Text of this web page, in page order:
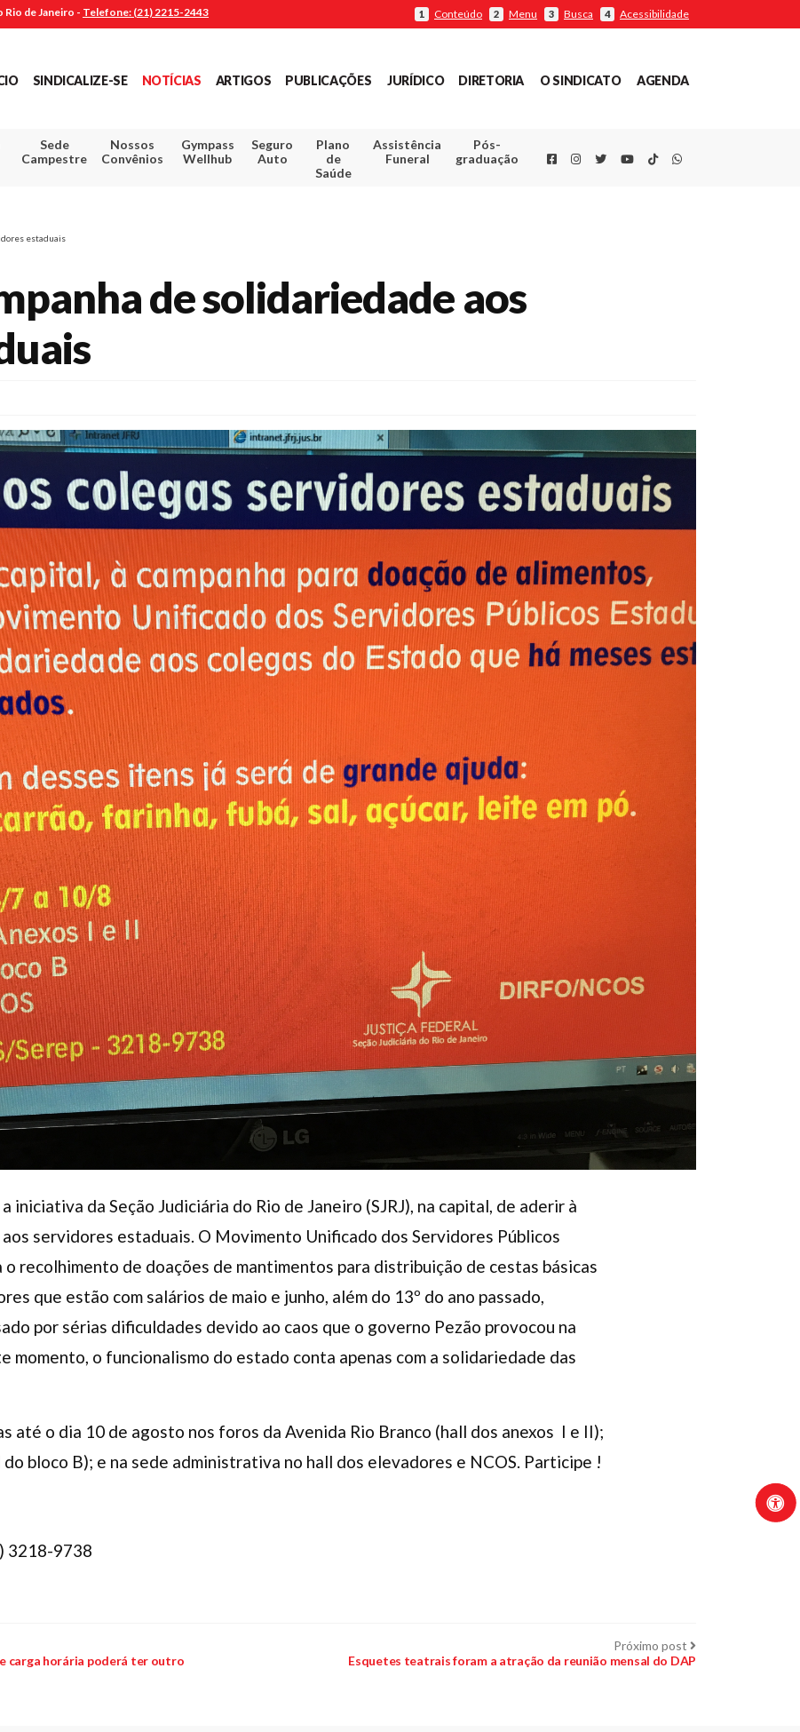
Rio de Janeiro - Telefone: (21) 2215-2443 1 Conteúdo 2 Menu 3 Busca 4 Acessibilidade
SINDICALIZE-SE NOTÍCIAS ARTIGOS PUBLICAÇÕES JURÍDICO DIRETORIA O SINDICATO AGENDA
Sede
Campestre
Nossos
Convênios
Gympass
Wellhub
Seguro
Auto
Plano
de
Saúde
Assistência
Funeral
Pós-
graduação
FacebookInstagram
TwitterYoutube
TikTokWhatsapp
estaduais
de solidariedade aos
iniciativa da Seção Judiciária do Rio de Janeiro (SJRJ), na capital, de aderir à
servidores estaduais. O Movimento Unificado dos Servidores Públicos
o recolhimento de doações de mantimentos para distribuição de cestas básicas
que estão com salários de maio e junho, além do 13º do ano passado,
por sérias dificuldades devido ao caos que o governo Pezão provocou na
momento, o funcionalismo do estado conta apenas com a solidariedade das
até o dia 10 de agosto nos foros da Avenida Rio Branco (hall dos anexos I e II);
bloco B); e na sede administrativa no hall dos elevadores e NCOS. Participe !
3218-9738
carga horária poderá ter outro
Próximo post Próximo
Esquetes teatrais foram a atração da reunião mensal do DAP